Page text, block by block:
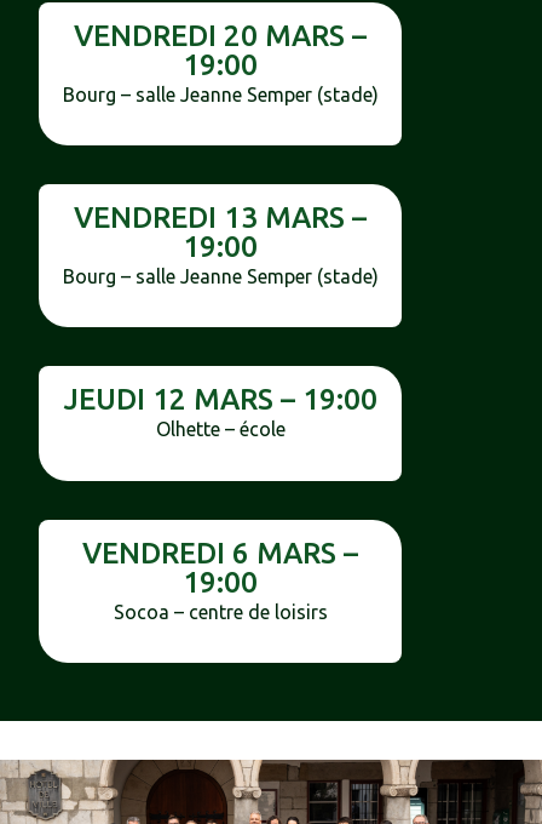
VENDREDI 20 MARS –
19:00
Bourg – salle Jeanne Semper (stade)
VENDREDI 13 MARS –
19:00
Bourg – salle Jeanne Semper (stade)
JEUDI 12 MARS – 19:00
Olhette – école
VENDREDI 6 MARS –
19:00
Socoa – centre de loisirs